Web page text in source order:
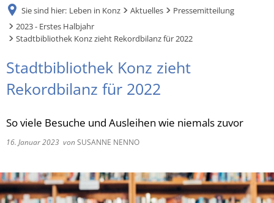
RU
Sie sind hier: Leben in Konz Aktuelles
Pressemitteilung
2023 - Erstes Halbjahr
Stadtbibliothek Konz zieht Rekordbilanz für 2022
Stadtbibliothek Konz zieht
Rekordbilanz für 2022
So viele Besuche und Ausleihen wie niemals zuvor
16. Januar 2023 vonSUSANNE NENNO